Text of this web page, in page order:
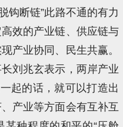
钩断链”此路不通的有力
效的产业链、供应链与
产业协同、民生共赢。
刘兆玄表示，两岸产业
起的话，就可以打造出
产业等方面会有互补互